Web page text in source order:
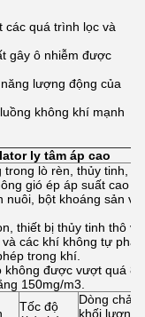
các quá trình lọc và
gây ô nhiễm được
lượng động của
không khí mạnh
ly tâm áp cao
lò rèn, thủy tinh,
gió ép áp suất cao
bột khoáng sản và
thiết bị thủy tinh thô
các khí không tự
trong khí.
được vượt quá
150mg/m3.
Tốc độ
Dòng chảy
khối lượng